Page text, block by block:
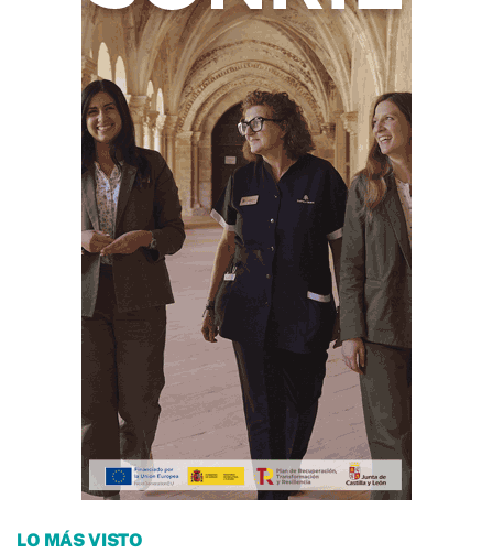
LO MÁS VISTO